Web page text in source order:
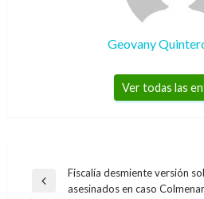
Geovany
Ver todas las
Navegación
Entrada
Fiscalía desmiente versión
asesinados en caso